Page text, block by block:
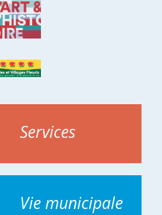
Services
Vie municipale